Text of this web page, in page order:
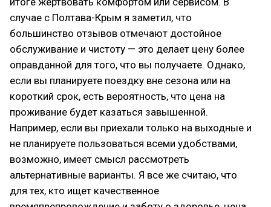
случае с Полтава-Крым я заметил, что
большинство отзывов отмечают достойное
обслуживание и чистоту — это делает цену более
оправданной для того, что вы получаете. Однако,
если вы планируете поездку вне сезона или на
короткий срок, есть вероятность, что цена на
проживание будет казаться завышенной.
Например, если вы приехали только на выходные и
не планируете пользоваться всеми удобствами,
возможно, имеет смысл рассмотреть
альтернативные варианты. Я все же считаю, что
для тех, кто ищет качественное